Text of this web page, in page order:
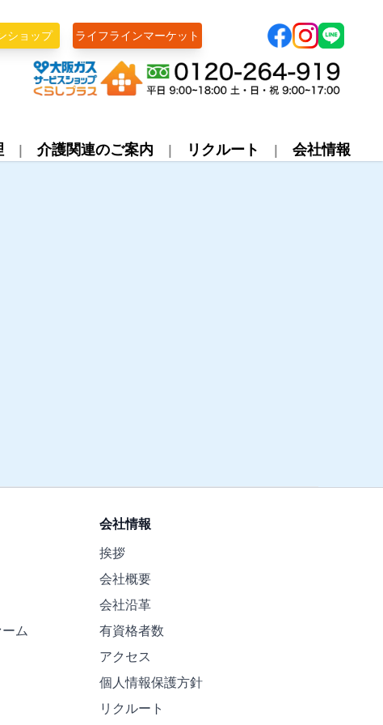
ショップ ライフラインマーケット
株式会社ライフライン
介護関連のご案内 リクルート 会社情報
ム
会社情報
挨拶
会社概要
会社沿革
有資格者数
アクセス
個人情報保護方針
リクルート